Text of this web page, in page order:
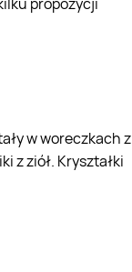
w woreczkach z
z ziół. Kryształki